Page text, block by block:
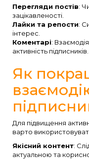
Перегляди постів:
зацікавленості.
Лайки та репости:
інтерес.
Коментарі:
активність підписників.
Як
Для підвищення
варто
Якісний контент:
актуальною та